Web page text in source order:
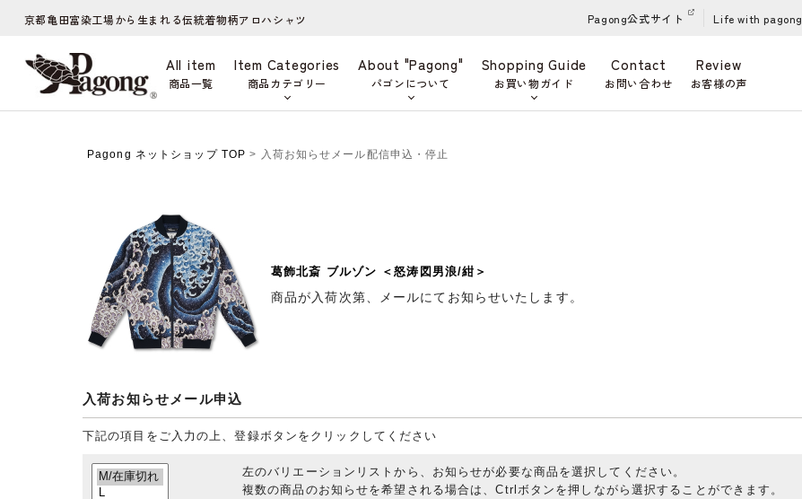
京都亀田富染工場から生まれる伝統着物柄アロハシャツ Pagong公式サイト Life with pagong
All item
商品一覧
Item Categories
商品カテゴリー
About "Pagong"
パゴンについて
Shopping Guide
お買い物ガイド
Contact
お問い合わせ
Review
お客様の声
Pagong ネットショップ TOP > 入荷お知らせメール配信申込・停止
葛飾北斎 ブルゾン ＜怒涛図男浪/紺＞
商品が入荷次第、メールにてお知らせいたします。
入荷お知らせメール申込
下記の項目をご入力の上、登録ボタンをクリックしてください
左のバリエーションリストから、お知らせが必要な商品を選択してください。
複数の商品のお知らせを希望される場合は、Ctrlボタンを押しながら選択することができます。